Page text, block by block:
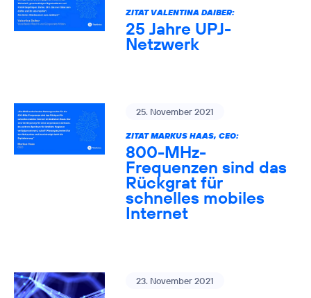
ZITAT VALENTINA DAIBER:
25 Jahre UPJ-
Netzwerk
25. November 2021
ZITAT MARKUS HAAS, CEO:
800-MHz-
Frequenzen sind das
Rückgrat für
schnelles mobiles
Internet
23. November 2021